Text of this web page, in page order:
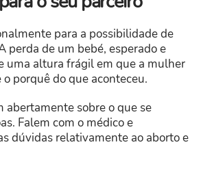
para a possibilidade de
perda de um bebé, esperado e
uma altura frágil em que a mulher
porquê do que aconteceu.
abertamente sobre o que se
Falem com o médico e
dúvidas relativamente ao aborto e